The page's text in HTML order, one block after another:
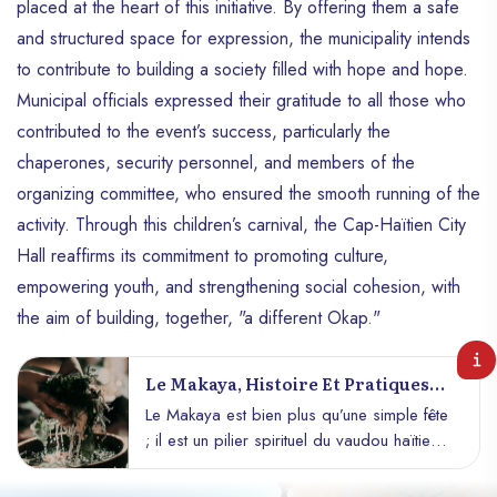
placed at the heart of this initiative. By offering them a safe
and structured space for expression, the municipality intends
to contribute to building a society filled with hope and hope.
Municipal officials expressed their gratitude to all those who
contributed to the event’s success, particularly the
chaperones, security personnel, and members of the
organizing committee, who ensured the smooth running of the
activity. Through this children’s carnival, the Cap-Haïtien City
Hall reaffirms its commitment to promoting culture,
empowering youth, and strengthening social cohesion, with
the aim of building, together, "a different Okap."
Le Makaya, Histoire Et Pratiques
Vaudouesques En Haïti
Le Makaya est bien plus qu’une simple fête
; il est un pilier spirituel du vaudou haïtien,
une tradition vivante qui lie les croyances
ancestrales aux rituels de purification, de